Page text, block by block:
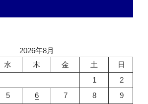
2026年8月
水 木 金 土
日
1
2
5 6 7 8
9